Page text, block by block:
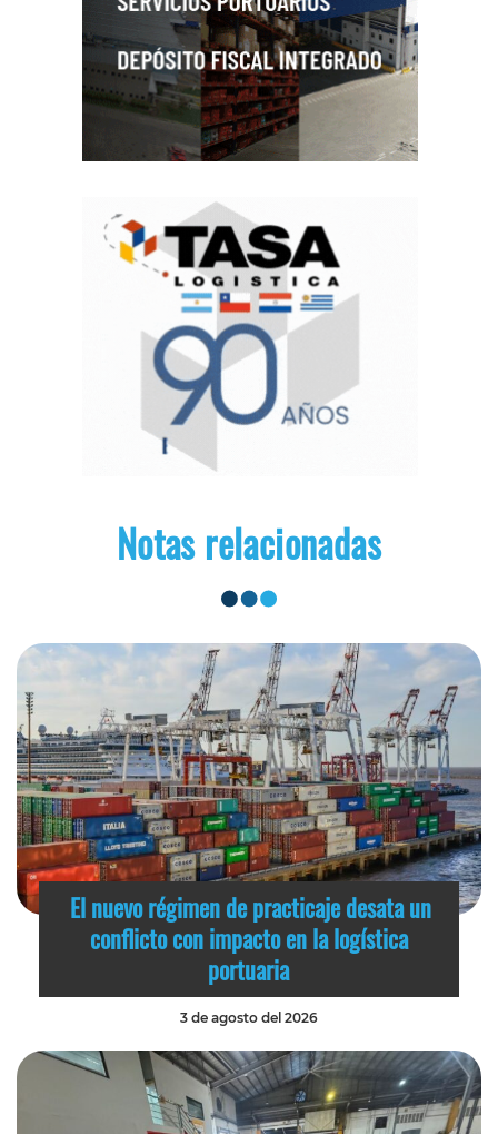
Notas relacionadas
El nuevo régimen de practicaje desata un
conflicto con impacto en la logística
portuaria
3 de agosto del 2026